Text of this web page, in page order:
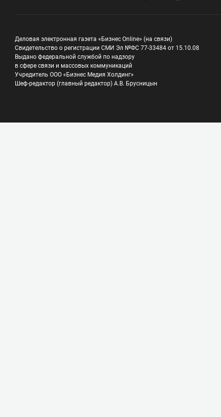
Деловая электронная газета «Бизнес Online» (на связи)
Свидетельство о регистрации СМИ Эл №ФС 77-33484 от 15.10.08
Выдано федеральной службой по надзору
в сфере связи и массовых коммуникаций
Учредитель ООО «Бизнес Медия Холдинг»
Шеф-редактор (главный редактор) А.В. Брусницын